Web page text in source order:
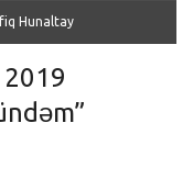
Hunaltay